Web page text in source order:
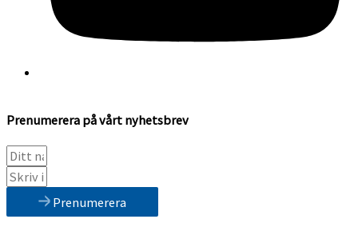
Prenumerera på vårt nyhetsbrev
Prenumerera